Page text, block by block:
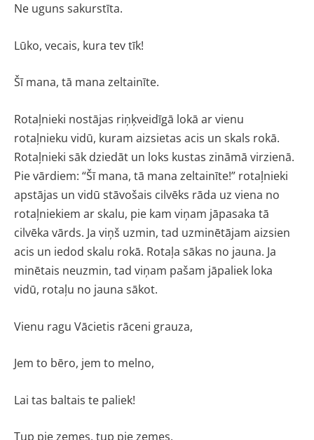
Ne uguns sakurstīta.
Lūko, vecais, kura tev tīk!
Šī mana, tā mana zeltainīte.
Rotaļnieki nostājas riņķveidīgā lokā ar vienu
rotaļnieku vidū, kuram aizsietas acis un skals rokā.
Rotaļnieki sāk dziedāt un loks kustas zināmā virzienā.
Pie vārdiem: “Šī mana, tā mana zeltainīte!” rotaļnieki
apstājas un vidū stāvošais cilvēks rāda uz viena no
rotaļniekiem ar skalu, pie kam viņam jāpasaka tā
cilvēka vārds. Ja viņš uzmin, tad uzminētājam aizsien
acis un iedod skalu rokā. Rotaļa sākas no jauna. Ja
minētais neuzmin, tad viņam pašam jāpaliek loka
vidū, rotaļu no jauna sākot.
Vienu ragu Vācietis rāceni grauza,
Jem to bēro, jem to melno,
Lai tas baltais te paliek!
Tup pie zemes, tup pie zemes,